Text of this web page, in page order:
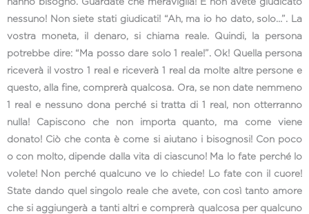
nessuno! Non siete stati giudicati! “Ah, ma io ho dato, solo…”. La
vostra moneta, il denaro, si chiama reale. Quindi, la persona
potrebbe dire: “Ma posso dare solo 1 reale!”. Ok! Quella persona
riceverà il vostro 1 real e riceverà 1 real da molte altre persone e
questo, alla fine, comprerà qualcosa. Ora, se non date nemmeno
1 real e nessuno dona perché si tratta di 1 real, non otterranno
nulla! Capiscono che non importa quanto, ma come viene
donato! Ciò che conta è come si aiutano i bisognosi! Con poco
o con molto, dipende dalla vita di ciascuno! Ma lo fate perché lo
volete! Non perché qualcuno ve lo chiede! Lo fate con il cuore!
State dando quel singolo reale che avete, con così tanto amore
che si aggiungerà a tanti altri e comprerà qualcosa per qualcuno